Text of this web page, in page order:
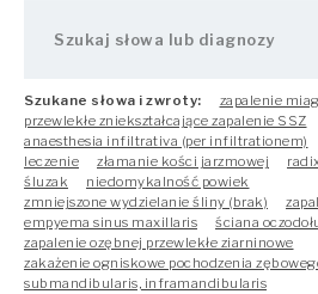
Szukane słowa i zwroty:
zapalenie
przewlekłe zniekształcające zapalenie SSZ
anaesthesia infiltrativa (per infiltrationem)
leczenie
złamanie kości jarzmowej
śluzak
niedomykalność powiek
zmniejszone wydzielanie śliny (brak)
empyema sinus maxillaris
ściana
zapalenie ozębnej przewlekłe ziarninowe
zakażenie ogniskowe pochodzenia
submandibularis, inframandibularis